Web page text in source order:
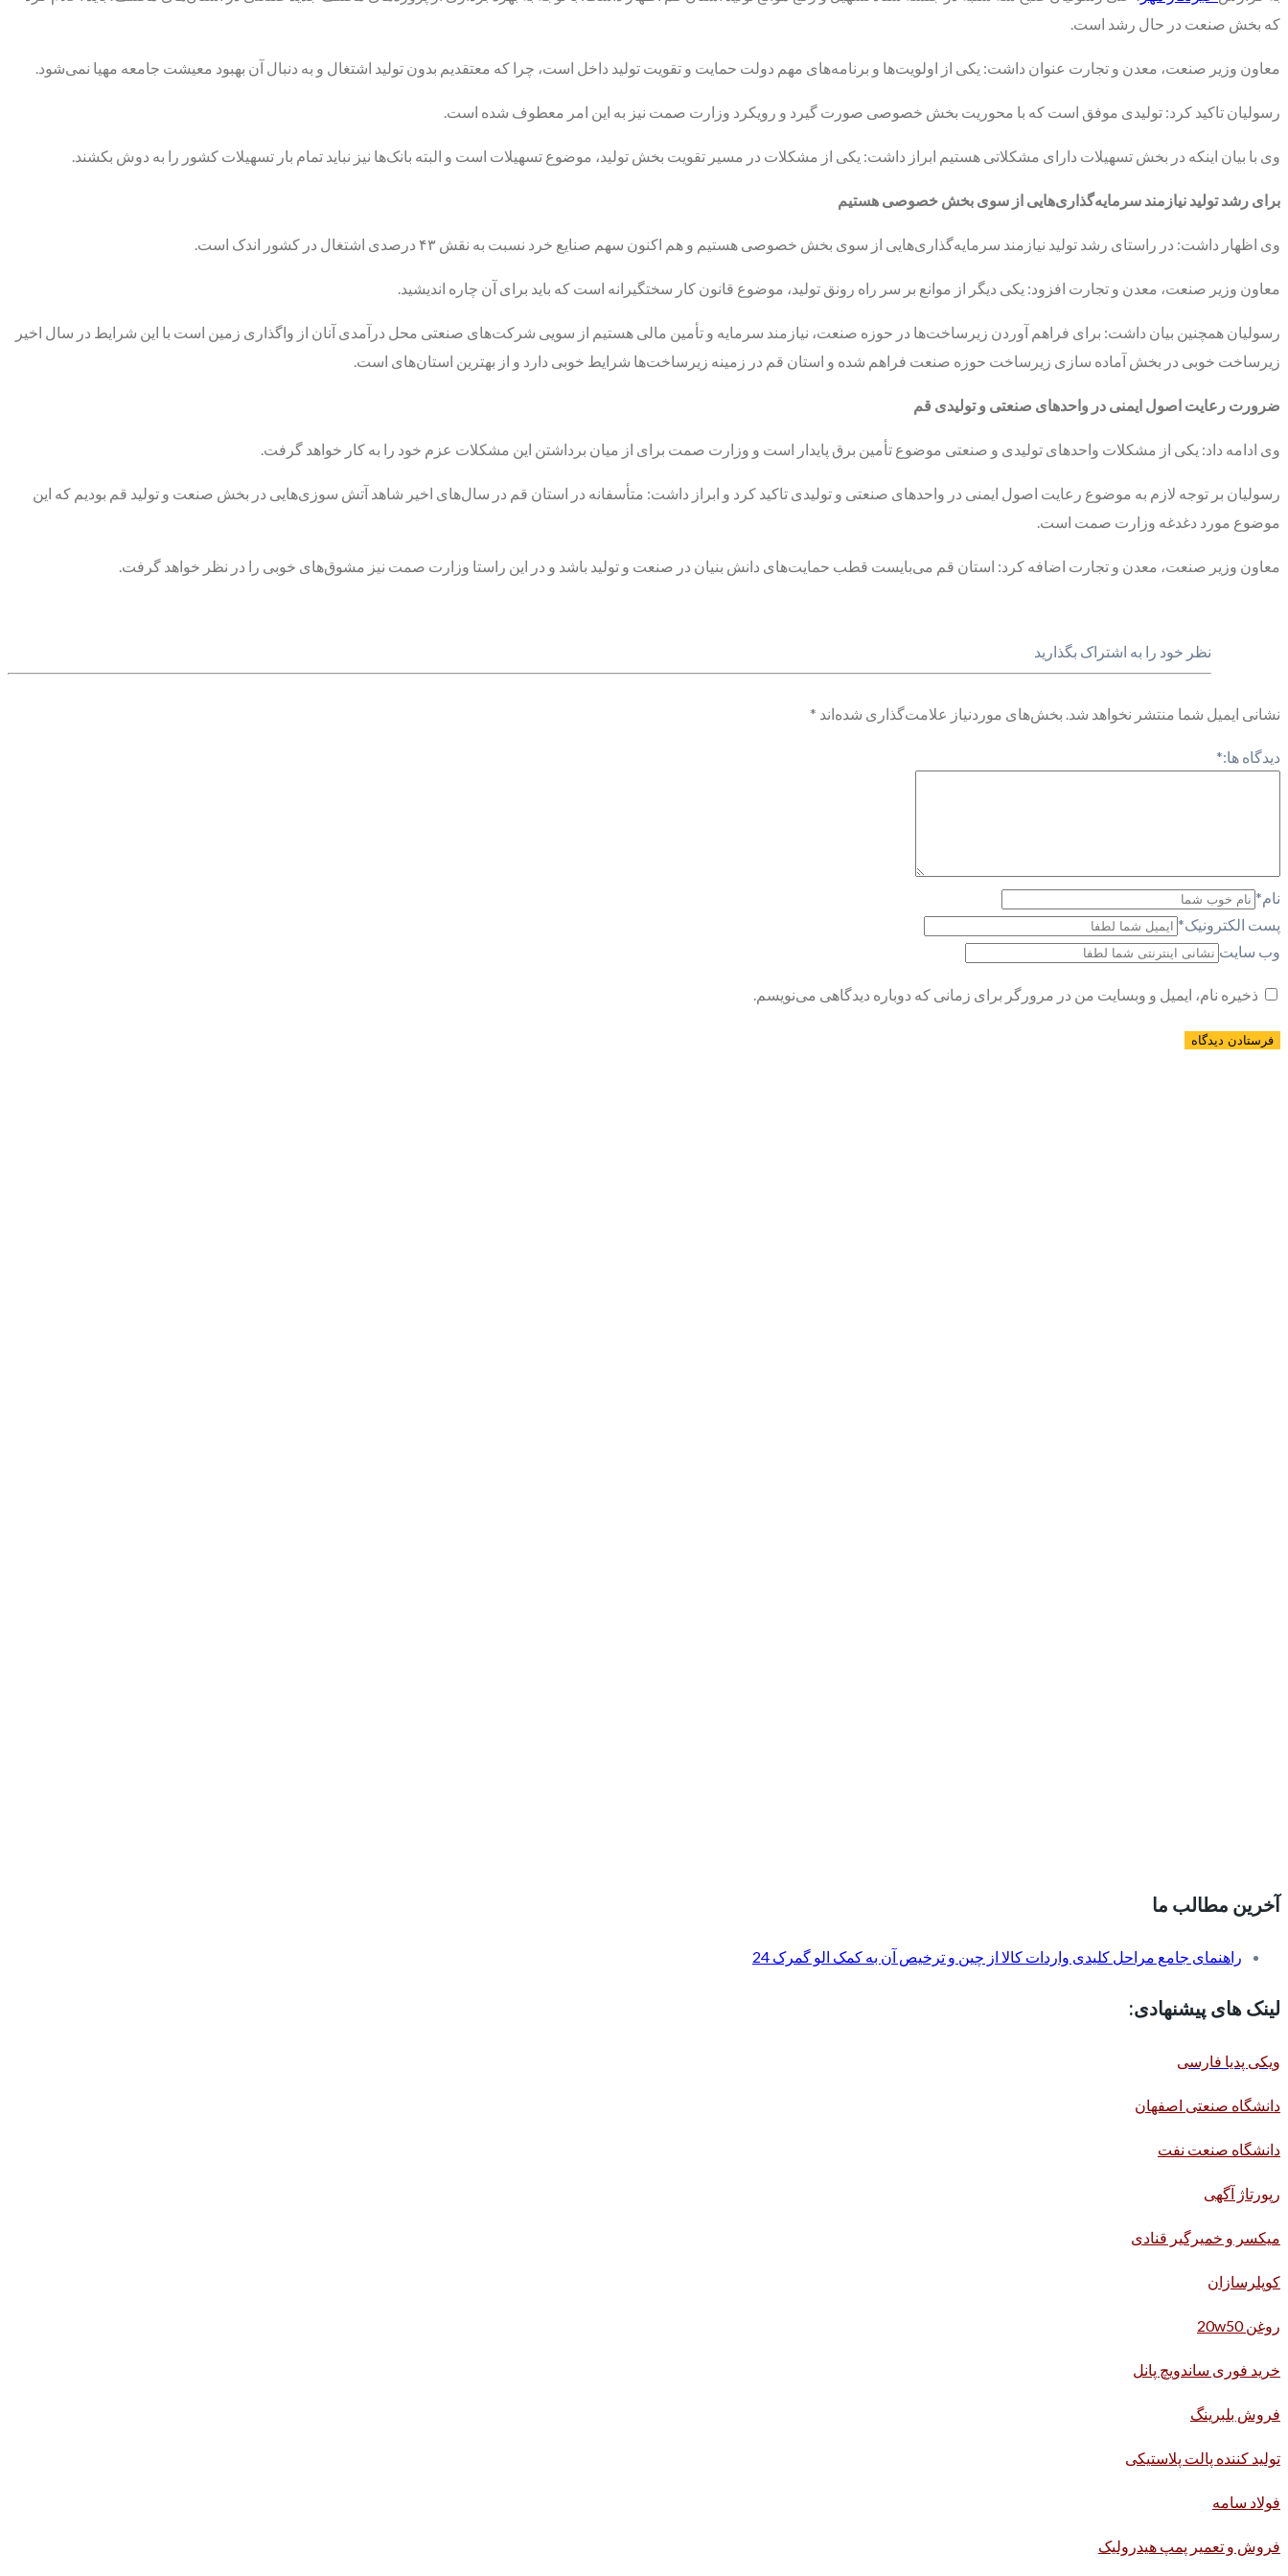
که بخش صنعت در حال رشد است.
معاون وزیر صنعت، معدن و تجارت عنوان داشت: یکی از اولویت‌ها و برنامه‌های مهم دولت حمایت و تقویت تولید داخل است، چرا که معتقدیم بدون تولید اشتغال و به دنبال آن بهبود معیشت جامعه مهیا نمی‌شود.
رسولیان تاکید کرد: تولیدی موفق است که با محوریت بخش خصوصی صورت گیرد و رویکرد وزارت صمت نیز به این امر معطوف شده است.
وی با بیان اینکه در بخش تسهیلات دارای مشکلاتی هستیم ابراز داشت: یکی از مشکلات در مسیر تقویت بخش تولید، موضوع تسهیلات است و البته بانک‌ها نیز نباید تمام بار تسهیلات کشور را به دوش بکشند.
برای رشد تولید نیازمند سرمایه‌گذاری‌هایی از سوی بخش خصوصی هستیم
وی اظهار داشت: در راستای رشد تولید نیازمند سرمایه‌گذاری‌هایی از سوی بخش خصوصی هستیم و هم اکنون سهم صنایع خرد نسبت به نقش ۴۳ درصدی اشتغال در کشور اندک است.
معاون وزیر صنعت، معدن و تجارت افزود: یکی دیگر از موانع بر سر راه رونق تولید، موضوع قانون کار سختگیرانه است که باید برای آن چاره اندیشید.
رسولیان همچنین بیان داشت: برای فراهم آوردن زیرساخت‌ها در حوزه صنعت، نیازمند سرمایه و تأمین مالی هستیم از سویی شرکت‌های صنعتی محل درآمدی آنان از واگذاری زمین است با این شرایط در سال اخیر
زیرساخت خوبی در بخش آماده سازی زیرساخت حوزه صنعت فراهم شده و استان قم در زمینه زیرساخت‌ها شرایط خوبی دارد و از بهترین استان‌های است.
ضرورت رعایت اصول ایمنی در واحدهای صنعتی و تولیدی قم
وی ادامه داد: یکی از مشکلات واحدهای تولیدی و صنعتی موضوع تأمین برق پایدار است و وزارت صمت برای از میان برداشتن این مشکلات عزم خود را به کار خواهد گرفت.
رسولیان بر توجه لازم به موضوع رعایت اصول ایمنی در واحدهای صنعتی و تولیدی تاکید کرد و ابراز داشت: متأسفانه در استان قم در سال‌های اخیر شاهد آتش سوزی‌هایی در بخش صنعت و تولید قم بودیم که این
موضوع مورد دغدغه وزارت صمت است.
معاون وزیر صنعت، معدن و تجارت اضافه کرد: استان قم می‌بایست قطب حمایت‌های دانش بنیان در صنعت و تولید باشد و در این راستا وزارت صمت نیز مشوق‌های خوبی را در نظر خواهد گرفت.
نظر خود را به اشتراک بگذارید
نشانی ایمیل شما منتشر نخواهد شد. بخش‌های موردنیاز علامت‌گذاری شده‌اند *
دیدگاه ها:*
نام*
پست الکترونیک*
وب سایت
ذخیره نام، ایمیل و وبسایت من در مرورگر برای زمانی که دوباره دیدگاهی می‌نویسم.
آخرین مطالب ما
راهنمای جامع مراحل کلیدی واردات کالا از چین و ترخیص آن به کمک الو گمرک 24
لینک های پیشنهادی:
ویکی پدیا فارسی
دانشگاه صنعتی اصفهان
دانشگاه صنعت نفت
رپورتاژ آگهی
میکسر و خمیرگیر قنادی
کوپلرسازان
روغن 20w50
خرید فوری ساندویچ پانل
فروش بلبرینگ
تولید کننده پالت پلاستیکی
فولاد سامه
فروش و تعمیر پمپ هیدرولیک